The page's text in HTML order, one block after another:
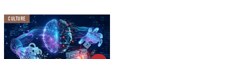
今、僕らがリアルに使っているもの、使えるもの。『
CULTURE